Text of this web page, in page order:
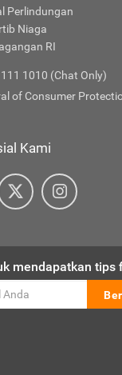
Perlindungan
Niaga
RI
1010 (Chat Only)
of Consumer
Kami
mendapatkan tips